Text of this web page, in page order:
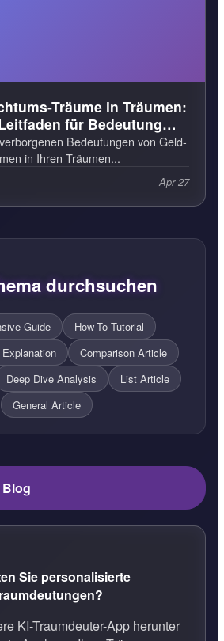
Träume in Träumen:
für Bedeutung
Bedeutungen von Geld-
in Ihren Träumen...
Apr 27
durchsuchen
Guide
How-To Tutorial
Comparison Article
Deep Dive Analysis
List Article
General Article
Sie personalisierte
KI-Traumdeuter-App herunter